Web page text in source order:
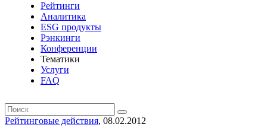
Рейтинги
Аналитика
ESG продукты
Рэнкинги
Конференции
Тематики
Услуги
FAQ
Рейтинговые действия, 08.02.2012